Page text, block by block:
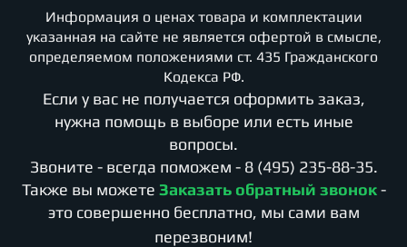
Информация о ценах товара и комплектации
указанная на сайте не является офертой в смысле,
определяемом положениями ст. 435 Гражданского
Кодекса РФ.
Если у вас не получается оформить заказ,
нужна помощь в выборе или есть иные
вопросы.
Звоните - всегда поможем - 8 (495) 235-88-35.
Также вы можете Заказать обратный звонок -
это совершенно бесплатно, мы сами вам
перезвоним!